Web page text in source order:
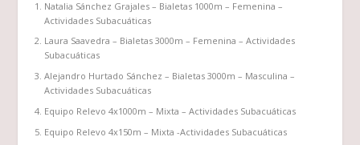
Natalia Sánchez Grajales – Bialetas 1000m – Femenina –
Actividades Subacuáticas
Laura Saavedra – Bialetas 3000m – Femenina – Actividades
Subacuáticas
Alejandro Hurtado Sánchez – Bialetas 3000m – Masculina –
Actividades Subacuáticas
Equipo Relevo 4x1000m – Mixta – Actividades Subacuáticas
Equipo Relevo 4x150m – Mixta -Actividades Subacuáticas